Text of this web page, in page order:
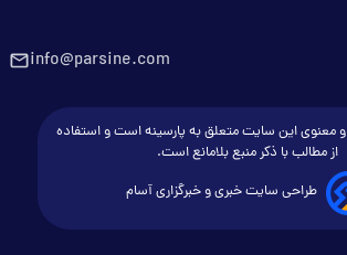
info@parsine.com
معنوی این سایت متعلق به پارسینه است و استفاده
از مطالب با ذکر منبع بلامانع است.
طراحی سایت خبری و خبرگزاری آسام